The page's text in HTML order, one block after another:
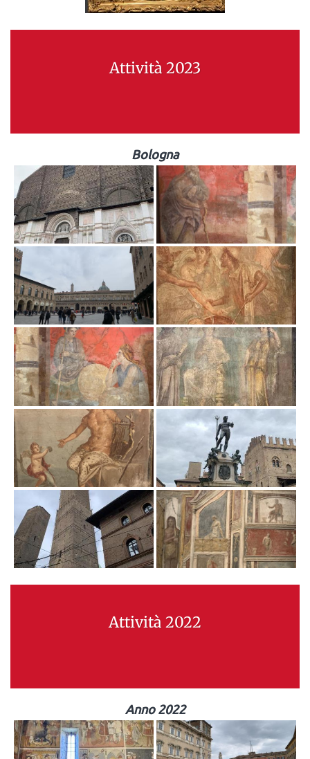
Attività 2023
Bologna
Attività 2022
Anno 2022